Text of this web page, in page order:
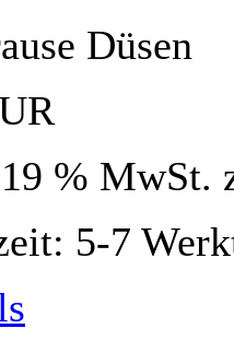
Düsen
% MwSt.
5-7